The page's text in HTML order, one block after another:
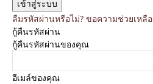
ลืมรหัสผ่านหรือไม่? ขอความช่วยเหลือ
กู้คืนรหัสผ่าน
กู้คืนรหัสผ่านของคุณ
อีเมล์ของคุณ